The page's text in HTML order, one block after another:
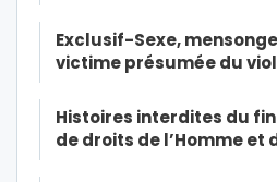
Exclusif-Sexe,
victime présumée du
Histoires interdites du
de droits de l’Homme et